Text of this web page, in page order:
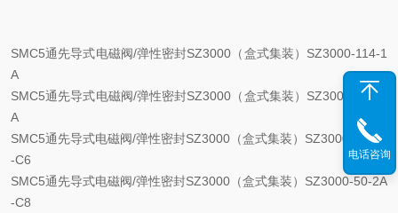
SMC5通先导式电磁阀/弹性密封SZ3000（盒式集装）SZ3000-114-1
A
SMC5通先导式电磁阀/弹性密封SZ3000（盒式集装）SZ3000-114-3
A
SMC5通先导式电磁阀/弹性密封SZ3000（盒式集装）SZ3000-50-2A
-C6
SMC5通先导式电磁阀/弹性密封SZ3000（盒式集装）SZ3000-50-2A
-C8
电话咨询